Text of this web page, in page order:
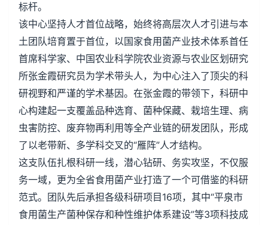
标杆。
该中心坚持人才首位战略，始终将高层次人才引进与本
土团队培育置于首位，以国家食用菌产业技术体系首任
首席科学家、中国农业科学院农业资源与农业区划研究
所张金霞研究员为学术带头人，为中心注入了顶尖的科
研视野和严谨的学术基因。在张金霞的带领下，科研中
心构建起一支覆盖品种选育、菌种保藏、栽培生理、病
虫害防控、废弃物再利用等全产业链的研发团队，形成
了以老带新、多学科交叉的“雁阵”人才结构。
这支队伍扎根科研一线，潜心钻研、务实攻坚，不仅服
务一域，更为全省食用菌产业打造了一个可借鉴的科研
范式。团队先后承担各级科研项目16项，其中“平泉市
食用菌生产菌种保存和种性维护体系建设”等3项科技成